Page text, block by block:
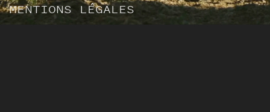
MENTIONS LÉGALES